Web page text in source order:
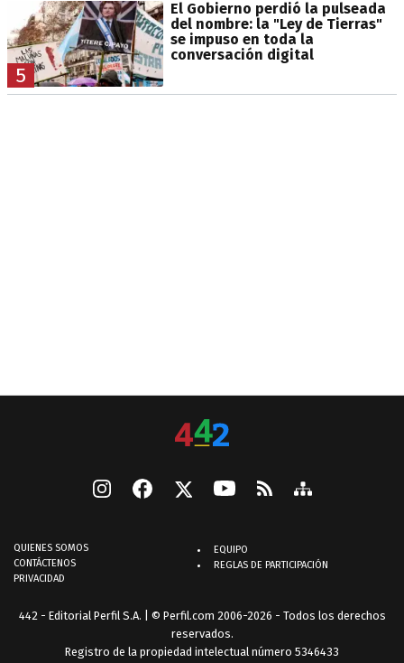
5
El Gobierno perdió la pulseada
del nombre: la "Ley de Tierras"
se impuso en toda la
conversación digital
QUIENES SOMOS
CONTÁCTENOS
PRIVACIDAD
EQUIPO
REGLAS DE PARTICIPACIÓN
442 - Editorial Perfil S.A. | © Perfil.com 2006-2026 - Todos los derechos
reservados.
Registro de la propiedad intelectual número 5346433